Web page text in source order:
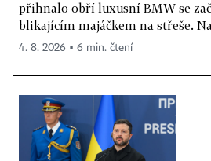
přihnalo obří luxusní BMW se
blikajícím majáčkem na střeše.
4. 8. 2026 ▪ 6 min. čtení